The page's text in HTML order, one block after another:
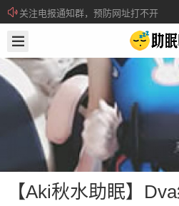
关注电报通知群，预防网址打不开
所有注册用户记得每日来签到领取积分
【Aki秋水助眠】
@ 助眠啦